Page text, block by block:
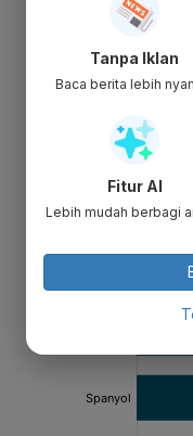
Tanpa Iklan
Baca berita lebih
Fitur AI
Lebih mudah berbagi